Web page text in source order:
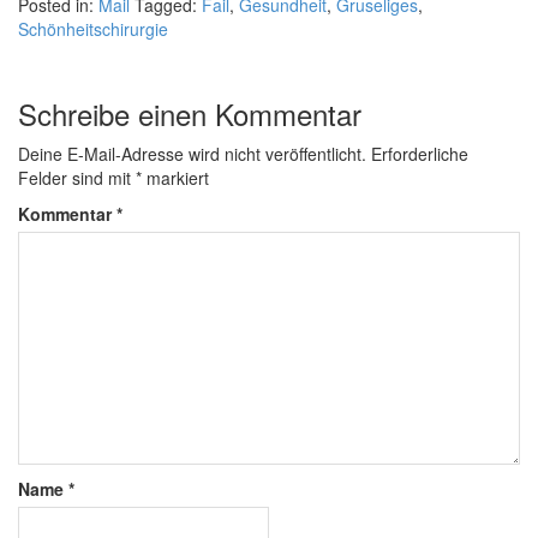
Posted in: Mail Tagged: Fail , Gesundheit, Gruseliges,
Schönheitschirurgie
Schreibe einen Kommentar
Deine E-Mail-Adresse wird nicht veröffentlicht. Erforderliche
Felder sind mit * markiert
Kommentar*
Name *